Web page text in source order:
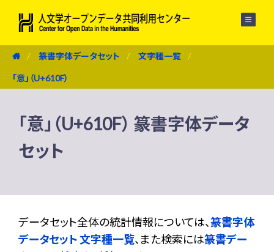
篆書字体データセット 文字種一覧
「意」（U+610F）
「意」（U+610F） 篆書字体データ
セット
データセット全体の統計情報については、篆書字体
データセット 文字種一覧、また検索には篆書デー